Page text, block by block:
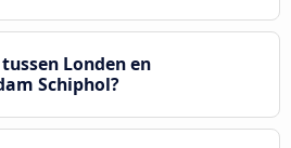
Londen en
Schiphol?